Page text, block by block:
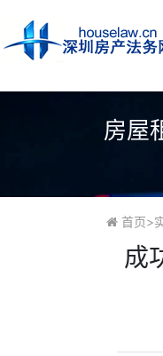
房屋
首页>
成